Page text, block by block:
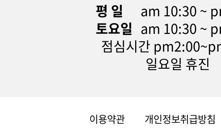
평 일
am 10:30 ~
토요일 am 10:30 ~
점심시간
일요일 휴진
이용약관 개인정보취급방침